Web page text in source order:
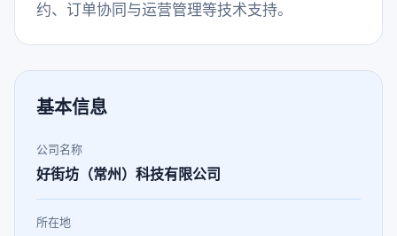
约、订单协同与运营管理等技术支持。
基本信息
公司名称
好街坊（常州）科技有限公司
所在地